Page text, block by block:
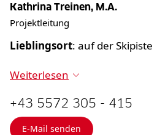
Kathrina Treinen, M.A.
Projektleitung
Lieblingsort: auf der Skipiste
Weiterlesen
+43 5572 305 - 415
E-Mail senden